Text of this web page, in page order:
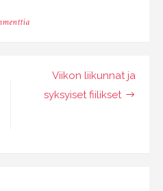
artikkeliin
Viikon liikunnat ja
syksyiset fiilikset